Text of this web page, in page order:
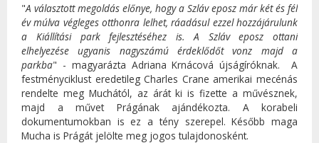
"A választott megoldás előnye, hogy a Szláv eposz már két és fél
év múlva végleges otthonra lelhet, ráadásul ezzel hozzájárulunk
a Kiállítási park fejlesztéséhez is. A Szláv eposz ottani
elhelyezése ugyanis nagyszámú érdeklődőt vonz majd a
parkba" - magyarázta Adriana Krnácová újságíróknak.
A
festményciklust eredetileg Charles Crane amerikai mecénás
rendelte meg Muchától, az árát ki is fizette a művésznek,
majd a művet Prágának ajándékozta. A korabeli
dokumentumokban is ez a tény szerepel. Később maga
Mucha is Prágát jelölte meg jogos tulajdonosként.